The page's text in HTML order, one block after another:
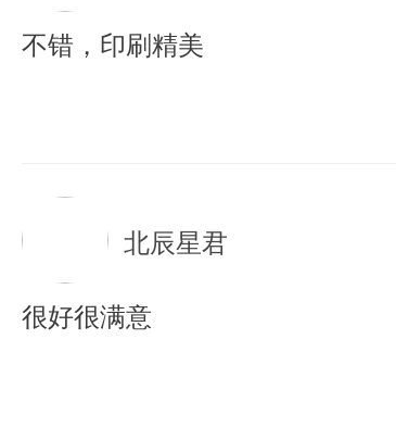
不错，印刷精美
北辰星君
很好很满意